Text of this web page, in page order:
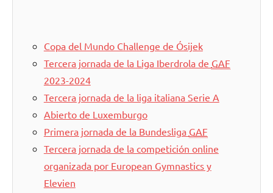
Copa del Mundo Challenge de Ósijek
Tercera jornada de la Liga Iberdrola de GAF
2023-2024
Tercera jornada de la liga italiana Serie A
Abierto de Luxemburgo
Primera jornada de la Bundesliga GAF
Tercera jornada de la competición online
organizada por European Gymnastics y
Elevien